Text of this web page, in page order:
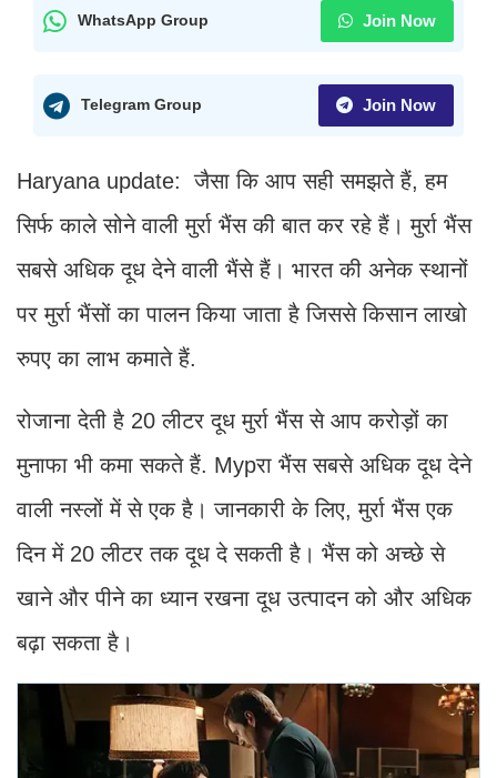
WhatsApp Group Join Now
Telegram Group Join Now
Haryana update: जैसा कि आप सही समझते हैं, हम
सिर्फ काले सोने वाली मुर्रा भैंस की बात कर रहे हैं। मुर्रा भैंस
सबसे अधिक दूध देने वाली भैंसे हैं। भारत की अनेक स्थानों
पर मुर्रा भैंसों का पालन किया जाता है जिससे किसान लाखो
रुपए का लाभ कमाते हैं.
रोजाना देती है 20 लीटर दूध मुर्रा भैंस से आप करोड़ों का
मुनाफा भी कमा सकते हैं. Мурरा भैंस सबसे अधिक दूध देने
वाली नस्लों में से एक है। जानकारी के लिए, मुर्रा भैंस एक
दिन में 20 लीटर तक दूध दे सकती है। भैंस को अच्छे से
खाने और पीने का ध्यान रखना दूध उत्पादन को और अधिक
बढ़ा सकता है।